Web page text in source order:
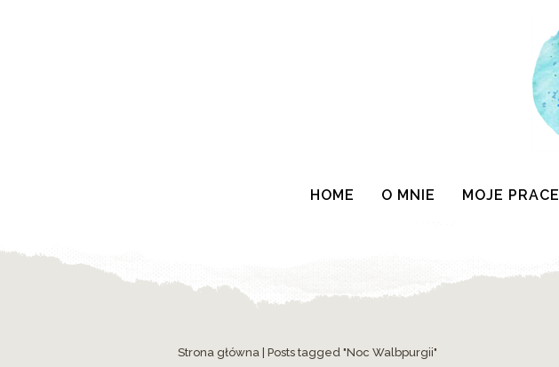
HOME O MNIE MOJE PRACE
Strona główna Posts tagged "Noc Walbpurgii"